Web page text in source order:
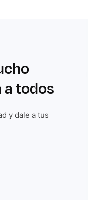
todos
y dale a tus